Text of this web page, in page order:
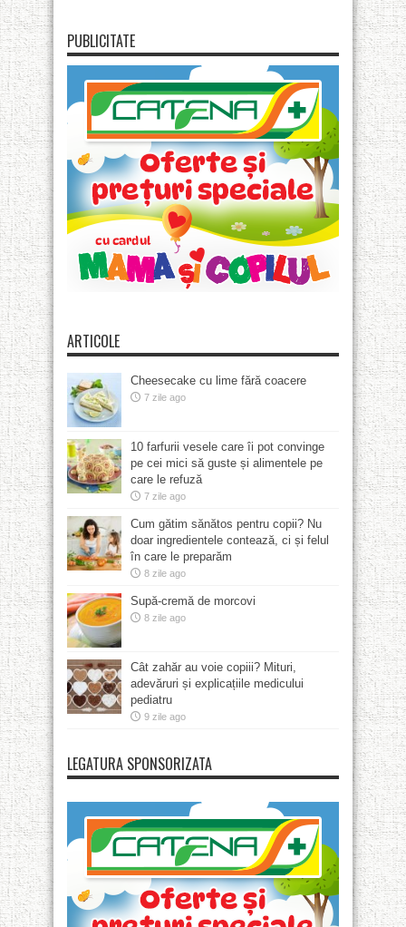
PUBLICITATE
ARTICOLE
Cheesecake cu lime fără coacere
7 zile ago
10 farfurii vesele care îi pot convinge
pe cei mici să guste și alimentele pe
care le refuză
7 zile ago
Cum gătim sănătos pentru copii? Nu
doar ingredientele contează, ci și felul
în care le preparăm
8 zile ago
Supă-cremă de morcovi
8 zile ago
Cât zahăr au voie copiii? Mituri,
adevăruri și explicațiile medicului
pediatru
9 zile ago
LEGATURA SPONSORIZATA